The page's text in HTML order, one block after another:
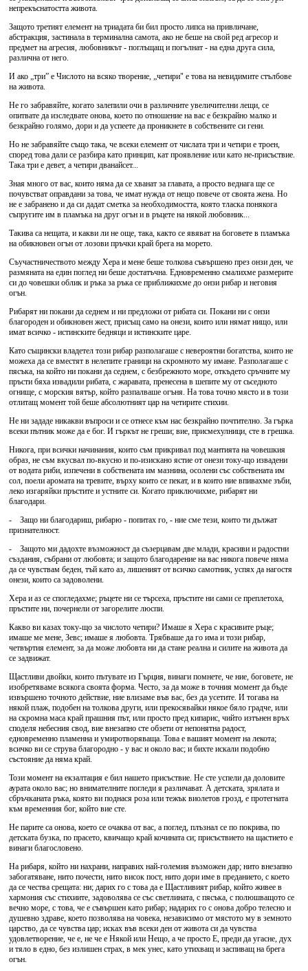
непрекъснатостта живота.
Защото третият елемент на триадата би бил просто липса на привличане,
абстракция, застинала в терминална самота, ако не беше на свой ред агресор и
предмет на агресия, любовникът - поглъщащ и погълнат - на една друга сила,
различна от него.
И ако „три” е Числото на всяко творение, „четири" е това на невидимите стълбове
на живота.
Не го забравяйте, когато залепили очи в различните увеличителни лещи, се
опитвате да изследвате онова, което по отношение на вас е безкрайно малко и
безкрайно голямо, дори и да успеете да проникнете в собствените си гени.
Но не забравяйте също така, че всеки елемент от числата три и четири е троен,
според това дали се разбира като принцип, кат проявление или като не-присъствие.
Така три е девет, а четири дванайсет...
Зная много от вас, които няма да се хванат за главата, а просто веднага ще се
почувстват оправдани за това, че имат нужда от нещо повече от своята жена. Но
не е забранено и да си дадат сметка за необходимостта, която тласка понякога
съпругите им в пламъка на друг огън и в ръцете на някой любовник...
Такива са нещата, и какви ли не още, така, както се явяват на боговете в пламъка
на обикновен огън от лозови пръчки край брега на морето.
Съучастничеството между Хера и мене беше толкова съвършено през онзи ден, че
размяната на един поглед ни беше достатъчна. Едновременно смалихме размерите
си до човешки облик и ръка за ръка се приближихме до онзи рибар и неговия
огън.
Рибарят ни покани да седнем и ни предложи от рибата си. Покани ни с онзи
благороден и обикновен жест, присъщ само на онези, които или нямат нищо, или
имат всичко - истинските бедняци и истинските царе.
Като същински владетел този рибар разполагаше с невероятни богатства, които не
можеха да се вместят в нелепите граници на скромното му имане. Разполагаше с
пясъка, на който ни покани да седнем, с безбрежното море, откъдето сръчните му
пръсти бяха извадили рибата, с жаравата, пренесена в шепите му от сьседното
огнище, с морския вятър, който разпалваше огъня. На това точно място и в този
отлитащ момент той беше абсолютният цар на четирите стихии.
Не ни зададе никакви въпроси и се отнесе към нас безкрайно почтително. За гърка
всеки пътник може да е бог. И гъркът не греши; вие, присмехулници, сте в грешка.
Никога, при всички начинания, които съм прикривал под мантията на човешкия
образ, не съм вкусвал по-вкусно и по-изискано ястие от онези току-що извадени
от водата риби, изпечени в собствената им мазнина, осолени със собствената им
сол, поели аромата на тревите, върху които се пекат, и в които ние впивахме зъби,
леко изгаряйки пръстите и устните си. Когато приключихме, рибарят ни
благодари.
- Защо ни благодариш, рибарю - попитах го, - ние сме тези, които ти дължат
признателност.
- Защото ми дадохте възможност да съзерцавам две млади, красиви и радостни
създания, събрани от любовта; и защото благодарение на вас никога повече няма
да се чувствам беден, тъй като аз, лишеният от всичко самотник, успях да нагостя
онези, които са задоволени.
Хера и аз се спогледахме; ръцете ни се търсеха, пръстите ни сами се преплетоха,
пръстите ни, почернели от загорелите люспи.
Какво ви казах току-що за числото четири? Имаше я Хера с красивите ръце;
имаше ме мене, Зевс; имаше я любовта. Трябваше да го има и този рибар,
четвъртия елемент, за да може любовта ни да стане реална и силите на живота да
се задвижат.
Щастливи двойки, които пътувате из Гърция, винаги помнете, че ние, боговете, не
изобретяваме всякога своята форма. Често, за да може в точния момент да бъде
извършено точното действие, ние влизаме във вас, без да усетите. И тогава на
някой плаж, подобен на толкова други, или прекосявайки някое бяло градче, или
на скромна маса край прашния път, или просто пред кипарис, чийто изтънен връх
споделя небесния свод, вие внезапно сте обзети от непонятна радост,
едновременно пламенна и умиротворяваща. Това е вашият момент на лекота;
всичко ви се струва благородно - у вас и около вас; и бихте искали подобно
състояние да няма край.
Този момент на екзалтация е бил нашето присъствие. Не сте успели да доловите
аурата около вас; но внимателните погледи я различават. А детската, зрялата и
сбръчканата ръка, която ви поднася роза или тежък виолетов грозд, е протегната
към временния бог, който вие сте.
Не парите са онова, което се очаква от вас, а поглед, плъзнал се по покрива, по
детската бузка, по прасето, квичащо край кочината си; присъствието на щастието е
винаги благословено.
На рибаря, който ни нахрани, направих най-големия възможен дар; нито внезапно
забогатяване, нито почести, нито висок пост, нито дори име в преданието, с което
да се чества срещата: ни; дарих го с това да е Щастливият рибар, който живее в
хармония със стихиите, задоволява се със светлината, с пясъка, с полюшващото се
вечно море, с това, че е съвършен като рибар; надарих го с онова добро телесно и
душевно здраве, което позволява на човека, независимо от мястото му в земното
царство, да се чувства цар; исках във всеки ден от живота си да чувства
удовлетворение, че е, не че е Някой или Нещо, а че просто Е, преди да угасне, дух
и тяло в едно, без излишен страх, в мек унес, като утихващ и заспиващ на брега
огън.